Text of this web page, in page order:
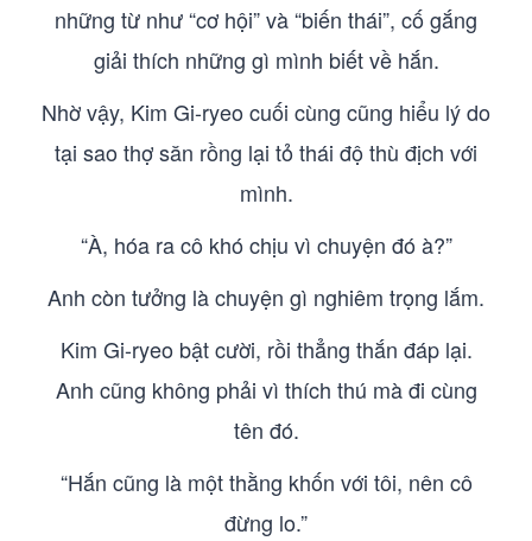
những từ như “cơ hội” và “biến thái”, cố gắng
giải thích những gì mình biết về hắn.
Nhờ vậy, Kim Gi-ryeo cuối cùng cũng hiểu lý do
tại sao thợ săn rồng lại tỏ thái độ thù địch với
mình.
“À, hóa ra cô khó chịu vì chuyện đó à?”
Anh còn tưởng là chuyện gì nghiêm trọng lắm.
Kim Gi-ryeo bật cười, rồi thẳng thắn đáp lại.
Anh cũng không phải vì thích thú mà đi cùng
tên đó.
“Hắn cũng là một thằng khốn với tôi, nên cô
đừng lo.”